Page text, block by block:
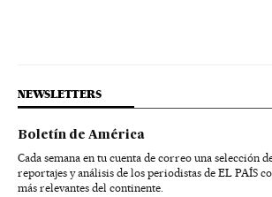
NEWSLETTERS
Boletín de América
Cada semana en tu cuenta de correo una selección
reportajes y análisis de los periodistas de EL PAÍS
más relevantes del continente.